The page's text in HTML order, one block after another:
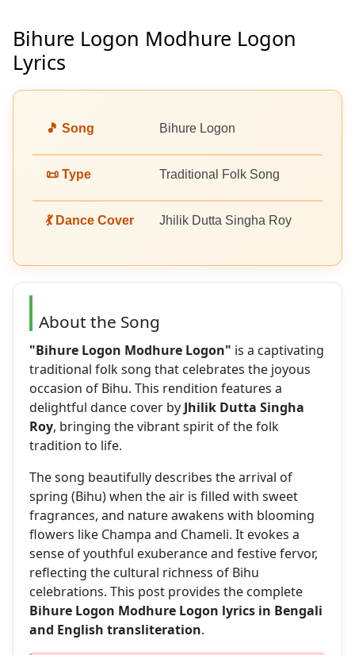
Bihure Logon Modhure Logon
Lyrics
🎵 Song Bihure Logon
📜 Type Traditional Folk Song
💃 Dance Cover Jhilik Dutta Singha Roy
About the Song
"Bihure Logon Modhure Logon" is a captivating
traditional folk song that celebrates the joyous
occasion of Bihu. This rendition features a
delightful dance cover by Jhilik Dutta Singha
Roy, bringing the vibrant spirit of the folk
tradition to life.
The song beautifully describes the arrival of
spring (Bihu) when the air is filled with sweet
fragrances, and nature awakens with blooming
flowers like Champa and Chameli. It evokes a
sense of youthful exuberance and festive fervor,
reflecting the cultural richness of Bihu
celebrations. This post provides the complete
Bihure Logon Modhure Logon lyrics in Bengali
and English transliteration.